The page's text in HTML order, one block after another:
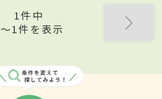
1件中
1件を表示